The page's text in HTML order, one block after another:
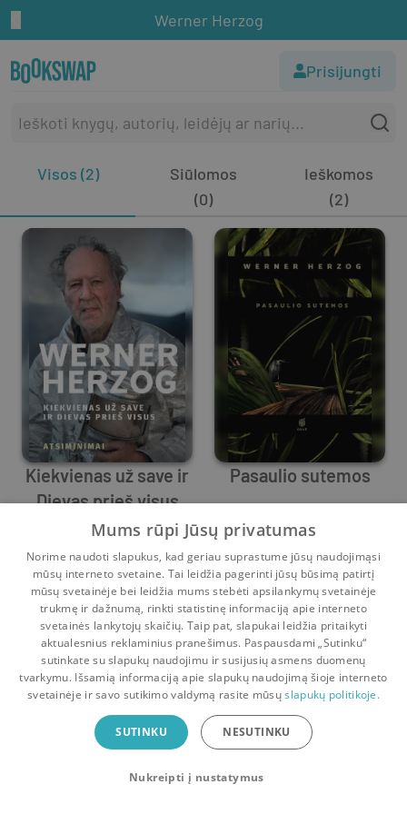
Werner Herzog
Prisijungti
Visos (2)
Siūlomos
(0)
Ieškomos
(2)
Kiekvienas už save ir
Dievas prieš visus
Werner Herzog
0 8
Pasaulio sutemos
Werner Herzog
0 17
Pradinis Krepšelis Pokalbiai Pranešimai Paskyra
Bookswap programėlė
Mainykis knygomis dar patogiau!
Uždaryti
Mums rūpi Jūsų privatumas
Norime naudoti slapukus, kad geriau suprastume jūsų naudojimąsi
mūsų interneto svetaine. Tai leidžia pagerinti jūsų būsimą patirtį
mūsų svetainėje bei leidžia mums stebėti apsilankymų svetainėje
trukmę ir dažnumą, rinkti statistinę informaciją apie interneto
svetainės lankytojų skaičių. Taip pat, slapukai leidžia pritaikyti
aktualesnius reklaminius pranešimus. Paspausdami „Sutinku“
sutinkate su slapukų naudojimu ir susijusių asmens duomenų
tvarkymu. Išsamią informaciją apie slapukų naudojimą šioje interneto
svetainėje ir savo sutikimo valdymą rasite mūsųslapukų politikoje.
SUTINKU NESUTINKU
Nukreipti į nustatymus